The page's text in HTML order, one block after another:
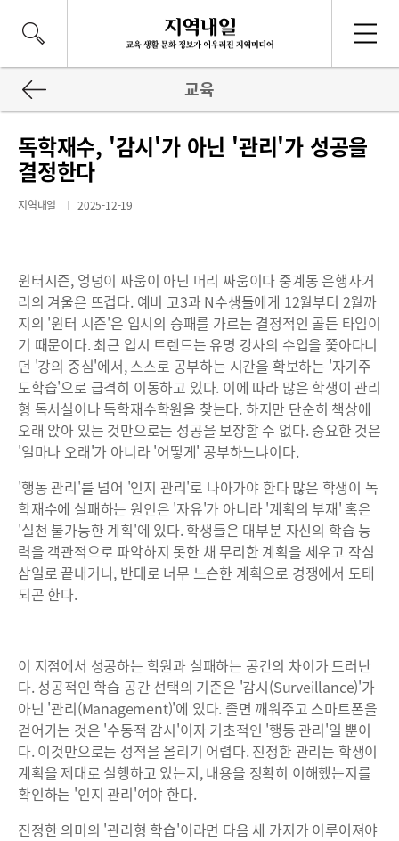
교육
독학재수, '감시'가 아닌 '관리'가 성공을
결정한다
지역내일 2025-12-19
윈터시즌, 엉덩이 싸움이 아닌 머리 싸움이다 중계동 은행사거
리의 겨울은 뜨겁다. 예비 고3과 N수생들에게 12월부터 2월까
지의 '윈터 시즌'은 입시의 승패를 가르는 결정적인 골든 타임이
기 때문이다. 최근 입시 트렌드는 유명 강사의 수업을 쫓아다니
던 '강의 중심'에서, 스스로 공부하는 시간을 확보하는 '자기주
도학습'으로 급격히 이동하고 있다. 이에 따라 많은 학생이 관리
형 독서실이나 독학재수학원을 찾는다. 하지만 단순히 책상에
오래 앉아 있는 것만으로는 성공을 보장할 수 없다. 중요한 것은
'얼마나 오래'가 아니라 '어떻게' 공부하느냐이다.
'행동 관리'를 넘어 '인지 관리'로 나아가야 한다 많은 학생이 독
학재수에 실패하는 원인은 '자유'가 아니라 '계획의 부재' 혹은
'실천 불가능한 계획'에 있다. 학생들은 대부분 자신의 학습 능
력을 객관적으로 파악하지 못한 채 무리한 계획을 세우고 작심
삼일로 끝내거나, 반대로 너무 느슨한 계획으로 경쟁에서 도태
되곤 한다.
이 지점에서 성공하는 학원과 실패하는 공간의 차이가 드러난
다. 성공적인 학습 공간 선택의 기준은 '감시(Surveillance)'가
아닌 '관리(Management)'에 있다. 졸면 깨워주고 스마트폰을
걷어가는 것은 '수동적 감시'이자 기초적인 '행동 관리'일 뿐이
다. 이것만으로는 성적을 올리기 어렵다. 진정한 관리는 학생이
계획을 제대로 실행하고 있는지, 내용을 정확히 이해했는지를
확인하는 '인지 관리'여야 한다.
진정한 의미의 '관리형 학습'이라면 다음 세 가지가 이루어져야